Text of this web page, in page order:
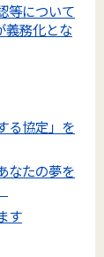
等について
義務化とな
る協定」を
なたの夢を
す